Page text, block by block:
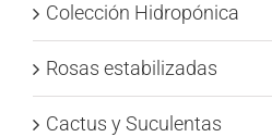
Colección Hidropónica
Rosas estabilizadas
Cactus y Suculentas